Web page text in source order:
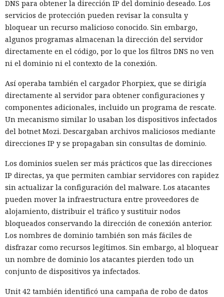
DNS para obtener la dirección IP del dominio deseado. Los
servicios de protección pueden revisar la consulta y
bloquear un recurso malicioso conocido. Sin embargo,
algunos programas almacenan la dirección del servidor
directamente en el código, por lo que los filtros DNS no ven
ni el dominio ni el contexto de la conexión.
Así operaba también el cargador Phorpiex, que se dirigía
directamente al servidor para obtener configuraciones y
componentes adicionales, incluido un programa de rescate.
Un mecanismo similar lo usaban los dispositivos infectados
del botnet Mozi. Descargaban archivos maliciosos mediante
direcciones IP y se propagaban sin consultas de dominio.
Los dominios suelen ser más prácticos que las direcciones
IP directas, ya que permiten cambiar servidores con rapidez
sin actualizar la configuración del malware. Los atacantes
pueden mover la infraestructura entre proveedores de
alojamiento, distribuir el tráfico y sustituir nodos
bloqueados conservando la dirección de conexión anterior.
Los nombres de dominio también son más fáciles de
disfrazar como recursos legítimos. Sin embargo, al bloquear
un nombre de dominio los atacantes pierden todo un
conjunto de dispositivos ya infectados.
Unit 42 también identificó una campaña de robo de datos